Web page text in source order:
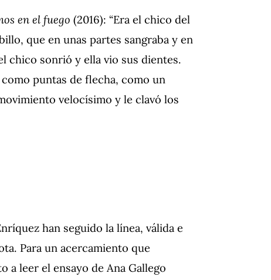
en el fuego (2016): “Era el chico del
que en unas partes sangraba y en
chico sonrió y ella vio sus dientes.
puntas de flecha, como un
velocísimo y le clavó los
han seguido la línea, válida e
Para un acercamiento que
leer el ensayo de Ana Gallego